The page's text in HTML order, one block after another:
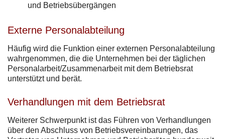
und Betriebsübergängen
Externe Personalabteilung
Häufig wird die Funktion einer externen Personalabteilung
wahrgenommen, die die Unternehmen bei der täglichen
Personalarbeit/Zusammenarbeit mit dem Betriebsrat
unterstützt und berät.
Verhandlungen mit dem Betriebsrat
Weiterer Schwerpunkt ist das Führen von Verhandlungen
über den Abschluss von Betriebsvereinbarungen, das